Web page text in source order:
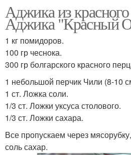
Аджика из
Аджика "Красный
1 кг помидоров.
100 гр чеснока.
300 гр болгарского красного
1 небольшой перчик Чили (8-10
1 ст. Ложка соли.
1/3 ст. Ложки уксуса столового.
1/3 ст. Ложки сахара.
Все пропускаем через
соль сахар.